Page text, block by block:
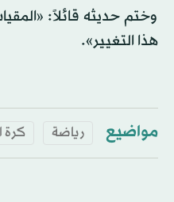
وختم حديثه قائلاً:
هذا التغيير».
مواضيع رياضة كرة